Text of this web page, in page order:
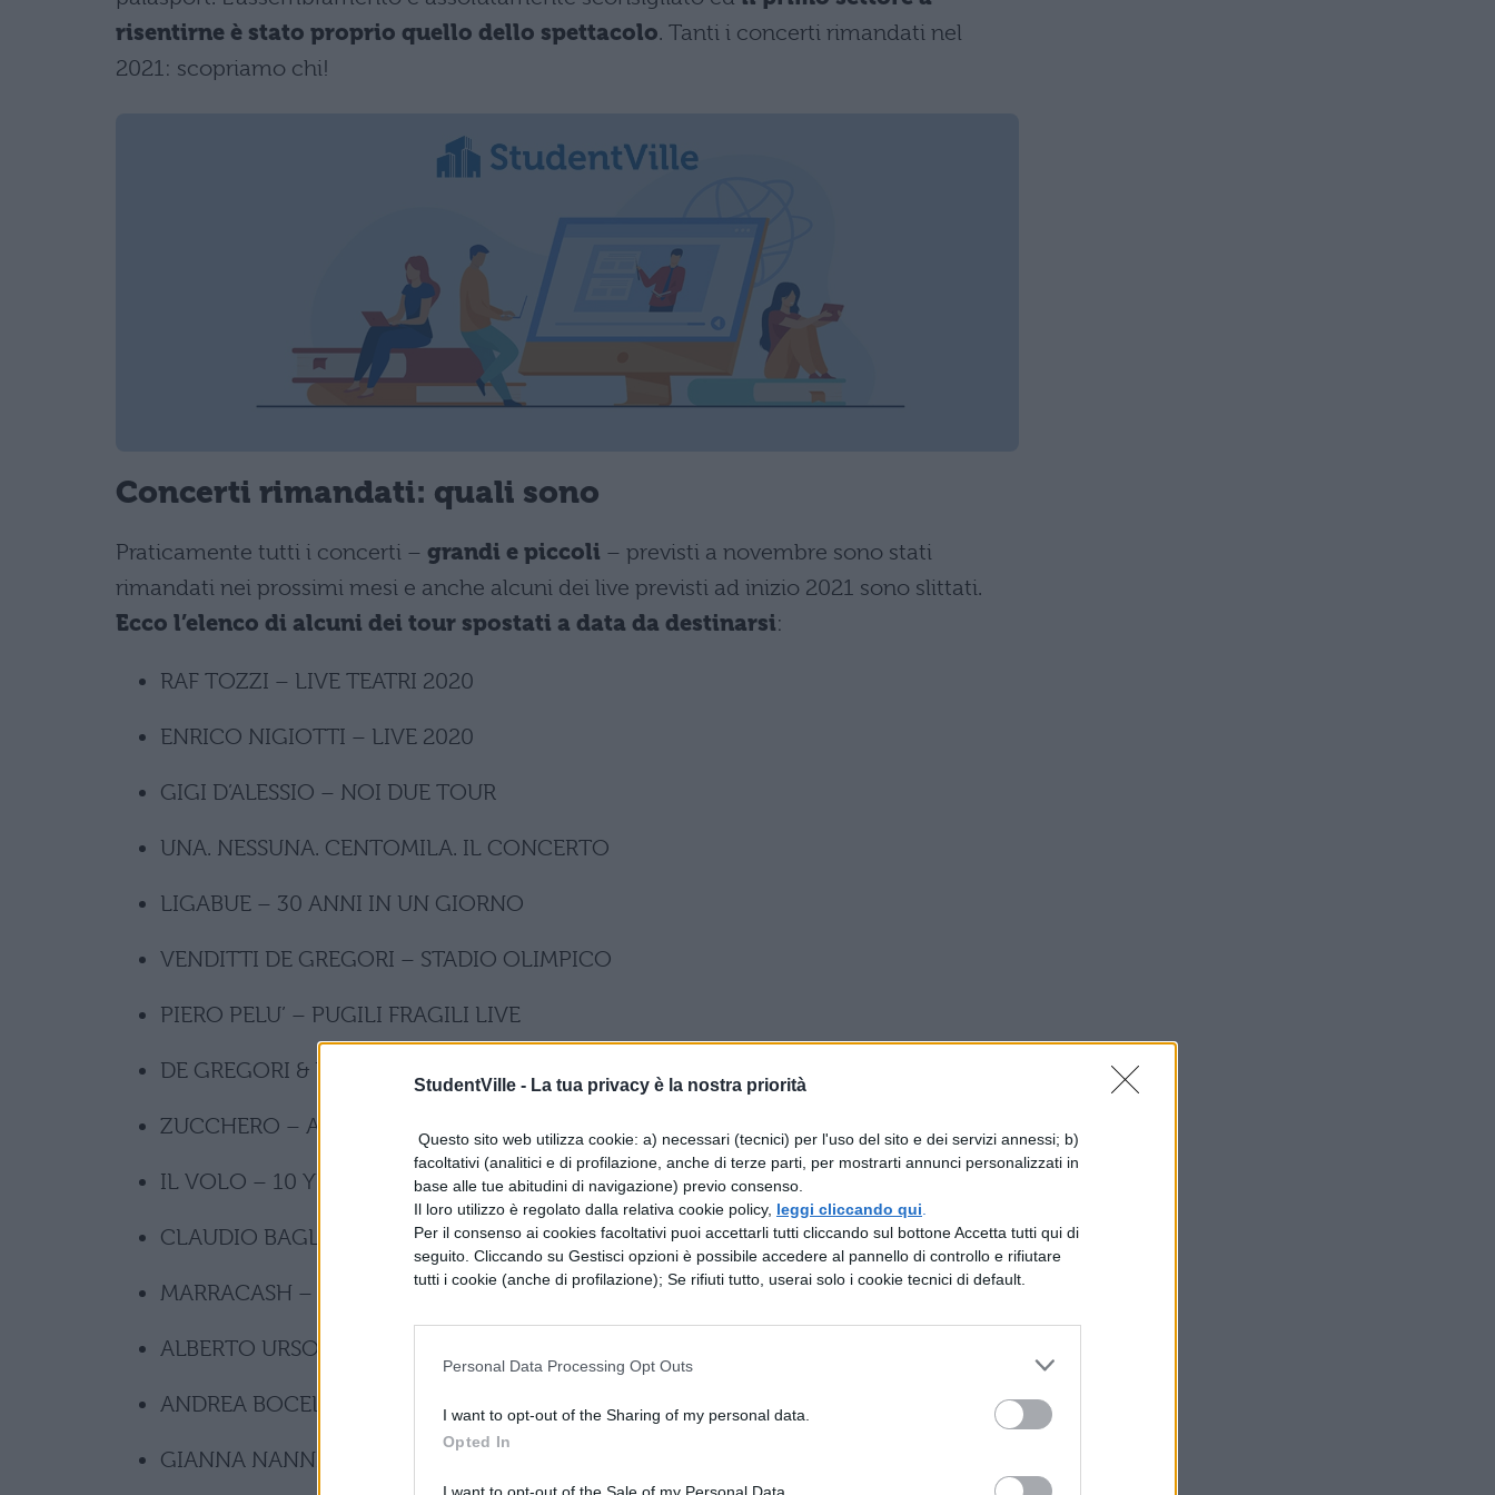
StudentVille - La tua privacy è la nostra priorità
Questo sito web utilizza cookie: a) necessari (tecnici) per l'uso del sito e dei servizi annessi; b)
facoltativi (analitici e di profilazione, anche di terze parti, per mostrarti annunci personalizzati in
base alle tue abitudini di navigazione) previo consenso.
Il loro utilizzo è regolato dalla relativa cookie policy, leggi cliccando qui
Per il consenso ai cookies facoltativi puoi accettarli tutti cliccando sul bottone Accetta tutti qui di
seguito. Cliccando su Gestisci opzioni è possibile accedere al pannello di controllo e rifiutare
tutti i cookie (anche di profilazione); Se rifiuti tutto, userai solo i cookie tecnici di default.
Personal Data Processing Opt Outs
I want to opt-out of the Sharing of my personal data.
Opted In
risentirne è stato proprio quello dello spettacolo. Tanti i concerti rimandati nel
2021: scopriamo chi!
Concerti rimandati: quali sono
Praticamente tutti i concerti – grandi e piccoli – previsti a novembre sono stati
rimandati nei prossimi mesi e anche alcuni dei live previsti ad inizio 2021 sono slittati.
Ecco l’elenco di alcuni dei tour spostati a data da destinarsi:
RAF TOZZI – LIVE TEATRI 2020
ENRICO NIGIOTTI – LIVE 2020
GIGI D’ALESSIO – NOI DUE TOUR
UNA. NESSUNA. CENTOMILA. IL CONCERTO
LIGABUE – 30 ANNI IN UN GIORNO
VENDITTI DE GREGORI – STADIO OLIMPICO
PIERO PELU’ – PUGILI FRAGILI LIVE
DE GREGORI & BAND LIVE – THE GREATEST HITS
ZUCCHERO – ARENA DI VERONA
IL VOLO – 10 YEARS LIVE
CLAUDIO BAGLIONI – DODICI NOTE
MARRACASH – IN PERSONA TOUR
ALBERTO URSO – TOUR
ANDREA BOCELLI – ROMA TERME DI CARACALLA
GIANNA NANNINI – EUROPEAN TOUR